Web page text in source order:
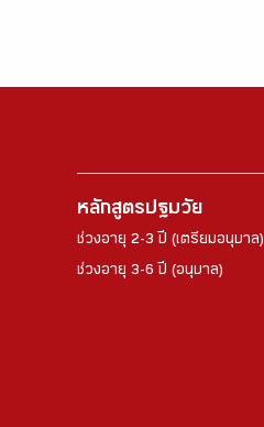
หลักสูตรปฐมวัย
ช่วงอายุ 2-3 ปี (เตรียมอนุบาล)
ช่วงอายุ 3-6 ปี (อนุบาล)